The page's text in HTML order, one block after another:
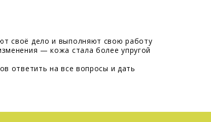
своё дело и выполняют свою работу
— кожа стала более упругой
ответить на все вопросы и дать